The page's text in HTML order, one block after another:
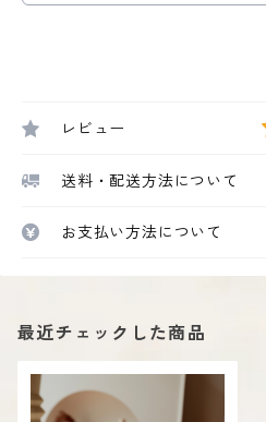
レビュー
送料・配送方法について
お支払い方法について
最近チェックした商品